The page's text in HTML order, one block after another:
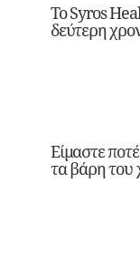
Το Syros
δεύτερη
Είμαστε
τα βάρη του